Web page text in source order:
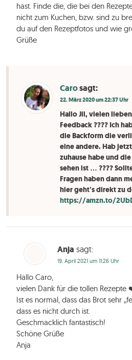
hast. Finde die, die bei den
nicht zum Kuchen, bzw. sind zu
du auf den Rezeptfotos und wie
Grüße
Carosagt:
22. März 2020 um 22:37 Uhr
Hallo Jil, vielen
Feedback ???? Ich
die Backform die
eine andere. Hab
zuhause habe und
sehen ist … ????
Fragen haben dann
hier geht’s direkt zu
https://amzn.to/
Anja sagt:
19. April 2021 um 11:26 Uhr
Hallo Caro,
vielen Dank für die tollen Rezepte
Ist es normal, dass das Brot sehr
dass es nicht durch ist.
Geschmacklich fantastisch!
Schöne Grüße
Anja